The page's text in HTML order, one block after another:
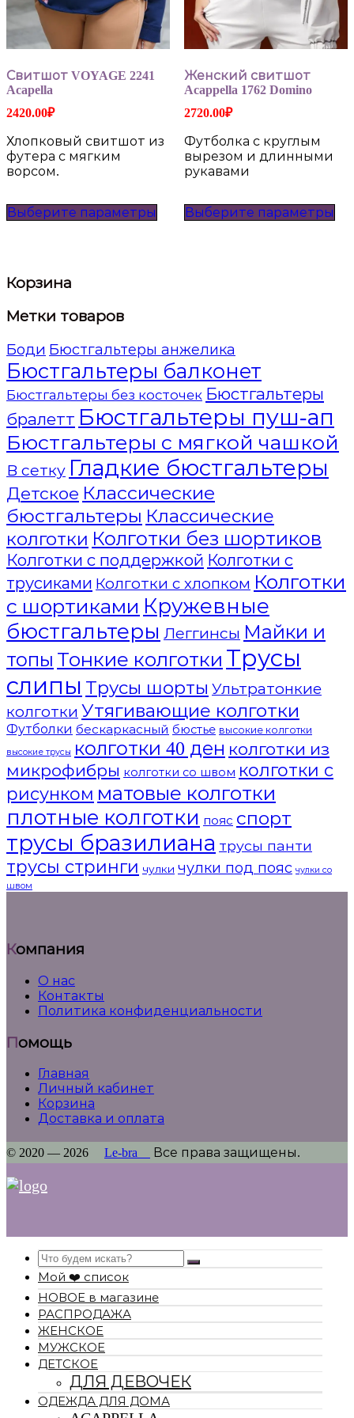
Свитшот VOYAGE 2241
Acapella
2420.00₽
Хлопковый свитшот из
футера с мягким
ворсом.
Выберите параметры
товар
товара.
Женский свитшот
Acappella 1762 Domino
2720.00₽
Футболка с круглым
вырезом и длинными
рукавами
Выберите параметры
Корзина
Метки товаров
Боди Бюстгальтеры анжелика
Бюстгальтеры балконет
Бюстгальтеры без косточек Бюстгальтеры
бралетт Бюстгальтеры пуш-ап
Бюстгальтеры с мягкой чашкой
В сетку Гладкие бюстгальтеры
Детское Классические
бюстгальтеры Классические
колготки Колготки без шортиков
Колготки с поддержкой Колготки с
трусиками Колготки с хлопком Колготки
с шортиками Кружевные
бюстгальтеры Леггинсы Майки и
топы Тонкие колготки Трусы
слипы Трусы шорты Ультратонкие
колготки Утягивающие колготки
Футболки бескаркасный бюстье высокие колготки
высокие трусы колготки 40 ден колготки из
микрофибры колготки со швом колготки с
рисунком матовые колготки
плотные колготки пояс спорт
трусы бразилиана трусы панти
трусы стринги чулки чулки под пояс чулки со
швом
Компания
О нас
Контакты
Политика конфиденциальности
Помощь
Главная
Личный кабинет
Корзина
Доставка и оплата
© 2020 — 2026 Le-bra Все права защищены.
Search
Мой ❤️ список
НОВОЕ в магазине
РАСПРОДАЖА
ЖЕНСКОЕ
МУЖСКОЕ
ДЕТСКОЕ
ДЛЯ ДЕВОЧЕК
ОДЕЖДА ДЛЯ ДОМА